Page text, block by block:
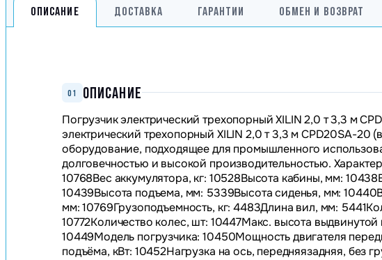
ОПИСАНИЕ ДОСТАВКА ГАРАНТИИ ОБМЕН И ВОЗВРАТ
01 ОПИСАНИЕ
Погрузчик электрический трехопорный XILIN 2,0 т 3,3 м
электрический трехопорный XILIN 2,0 т 3,3 м CPD20SA-20
оборудование, подходящее для промышленного
долговечностью и высокой производительностью.
10768Вес аккумулятора, кг: 10528Высота кабины, мм:
10439Высота подъема, мм: 5339Высота сиденья, мм:
мм: 10769Грузоподъемность, кг: 4483Длина вил, мм:
10772Количество колес, шт: 10447Макс. высота
10449Модель погрузчика: 10450Мощность двигателя
подъёма, кВт: 10452Нагрузка на ось, передняязадняя, без